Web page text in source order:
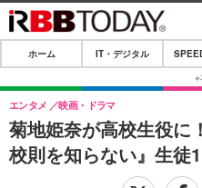
ホーム
IT・デジタル
IT・デジタルTOP
ネタ
SPEED TEST
ホーム IT・デジタル
菊地姫奈が高校生役に
校則を知らない』生徒
エンタメ 映画・ドラマ